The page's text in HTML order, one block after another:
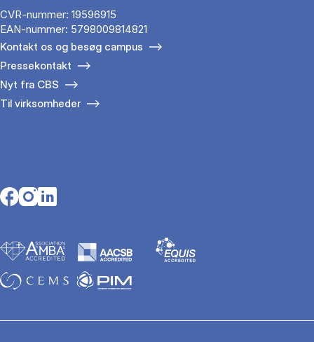
CVR-nummer: 19596915
EAN-nummer: 5798009814821
Kontakt os og besøg campus
Pressekontakt
Nyt fra CBS
Til virksomheder
Opens in a new tab
Opens in a new tab
Opens in a new tab